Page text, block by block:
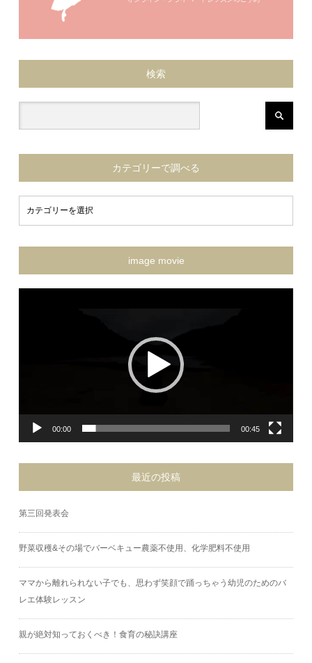
検索
カテゴリーで調べる
image movie
動
00:00 00:45
最近の投稿
第三回発表会
野菜収穫&その場でバーベキュー農薬不使用、化学肥料不使用
ママから離れられない子でも、思わず笑顔で踊っちゃう幼児のためのバ
レエ体験レッスン
親が絶対知っておくべき！食育の秘訣講座